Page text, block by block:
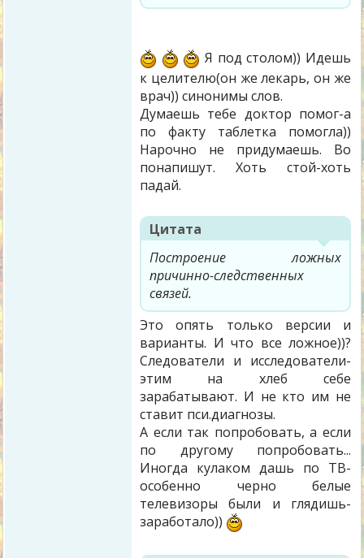
Я под столом)) Идешь
к целителю(он же лекарь, он же
врач)) синонимы слов.
Думаешь тебе доктор помог-а
по факту таблетка помогла))
Нарочно не придумаешь. Во
понапишут. Хоть стой-хоть
падай.
Цитата
Построение ложных
причинно-следственных
связей.
Это опять только версии и
варианты. И что все ложное))?
Следователи и исследователи-
этим на хлеб себе
зарабатывают. И не кто им не
ставит пси.диагнозы.
А если так попробовать, а если
по другому попробовать...
Иногда кулаком дашь по ТВ-
особенно черно белые
телевизоры были и глядишь-
заработало))